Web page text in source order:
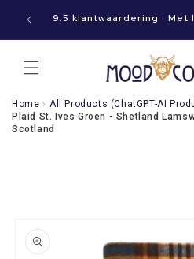
naar de
jouw 9.5 klantwaardering ·
Home › All Products (ChatGPT-AI
Plaid St. Ives Groen - Shetland
Scotland